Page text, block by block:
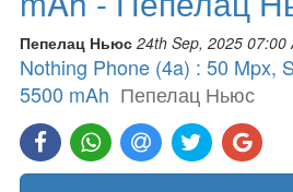
Пепелац Ньюс 24th Sep, 2025 07:00
Nothing Phone (4a) : 50 Mpx,
5500 mAh Пепелац Ньюс